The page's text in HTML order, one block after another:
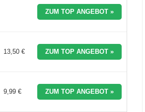
ZUM TOP ANGEBOT »
13,50 € ZUM TOP ANGEBOT »
9,99 € ZUM TOP ANGEBOT »